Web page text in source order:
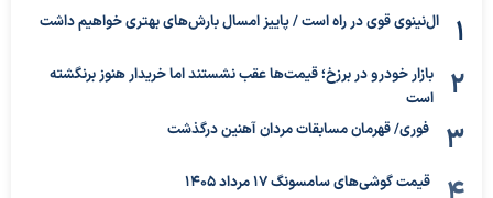
ال‌نینوی قوی در راه است / پاییز امسال بارش‌های بهتری خواهیم داشت
بازار خودرو در برزخ؛ قیمت‌ها عقب نشستند اما خریدار هنوز برنگشته
است
فوری/ قهرمان مسابقات مردان آهنین درگذشت
قیمت گوشی‌های سامسونگ 17 مرداد 1405